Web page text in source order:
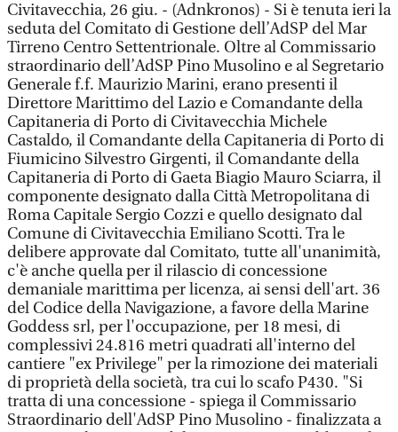
Civitavecchia, 26 giu. - (Adnkronos) - Si è tenuta ieri la
seduta del Comitato di Gestione dell’AdSP del Mar
Tirreno Centro Settentrionale. Oltre al Commissario
straordinario dell’AdSP Pino Musolino e al Segretario
Generale f.f. Maurizio Marini, erano presenti il
Direttore Marittimo del Lazio e Comandante della
Capitaneria di Porto di Civitavecchia Michele
Castaldo, il Comandante della Capitaneria di Porto di
Fiumicino Silvestro Girgenti, il Comandante della
Capitaneria di Porto di Gaeta Biagio Mauro Sciarra, il
componente designato dalla Città Metropolitana di
Roma Capitale Sergio Cozzi e quello designato dal
Comune di Civitavecchia Emiliano Scotti. Tra le
delibere approvate dal Comitato, tutte all'unanimità,
c'è anche quella per il rilascio di concessione
demaniale marittima per licenza, ai sensi dell'art. 36
del Codice della Navigazione, a favore della Marine
Goddess srl, per l'occupazione, per 18 mesi, di
complessivi 24.816 metri quadrati all'interno del
cantiere "ex Privilege" per la rimozione dei materiali
di proprietà della società, tra cui lo scafo P430. "Si
tratta di una concessione - spiega il Commissario
Straordinario dell'AdSP Pino Musolino - finalizzata a